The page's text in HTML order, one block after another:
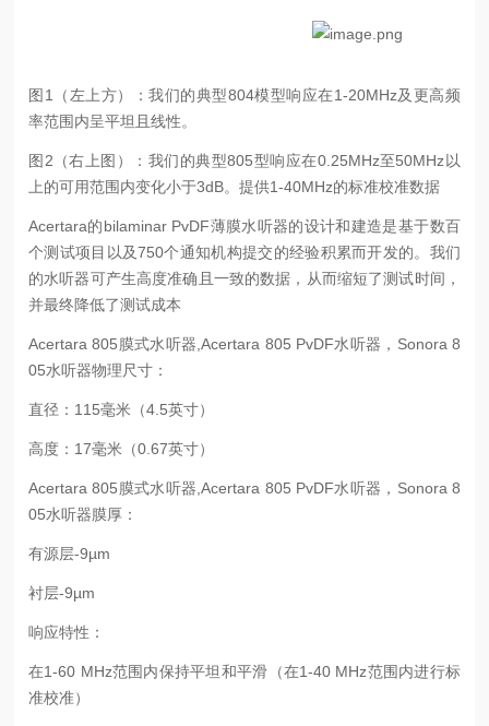
图1（左上方）：我们的典型804模型响应在1-20MHz及更高频
率范围内呈平坦且线性。
图2（右上图）：我们的典型805型响应在0.25MHz至50MHz以
上的可用范围内变化小于3dB。提供1-40MHz的标准校准数据
Acertara的bilaminar PvDF薄膜水听器的设计和建造是基于数百
个测试项目以及750个通知机构提交的经验积累而开发的。我们
的水听器可产生高度准确且一致的数据，从而缩短了测试时间，
并最终降低了测试成本
Acertara 805膜式水听器,Acertara 805 PvDF水听器，Sonora 8
05水听器物理尺寸：
直径：115毫米（4.5英寸）
高度：17毫米（0.67英寸）
Acertara 805膜式水听器,Acertara 805 PvDF水听器，Sonora 8
05水听器膜厚：
有源层-9µm
衬层-9µm
响应特性：
在1-60 MHz范围内保持平坦和平滑（在1-40 MHz范围内进行标
准校准）